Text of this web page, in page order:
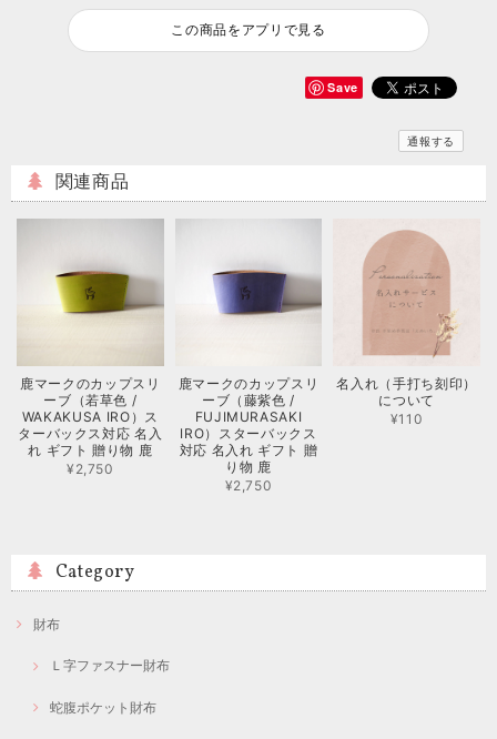
この商品をアプリで見る
Save
通報する
関連商品
鹿マークのカップスリ
ーブ（若草色 /
WAKAKUSA IRO）ス
ターバックス対応 名入
れ ギフト 贈り物 鹿
¥2,750
鹿マークのカップスリ
ーブ（藤紫色 /
FUJIMURASAKI
IRO）スターバックス
対応 名入れ ギフト 贈
り物 鹿
¥2,750
名入れ（手打ち刻印）
について
¥110
Category
財布
Ｌ字ファスナー財布
蛇腹ポケット財布